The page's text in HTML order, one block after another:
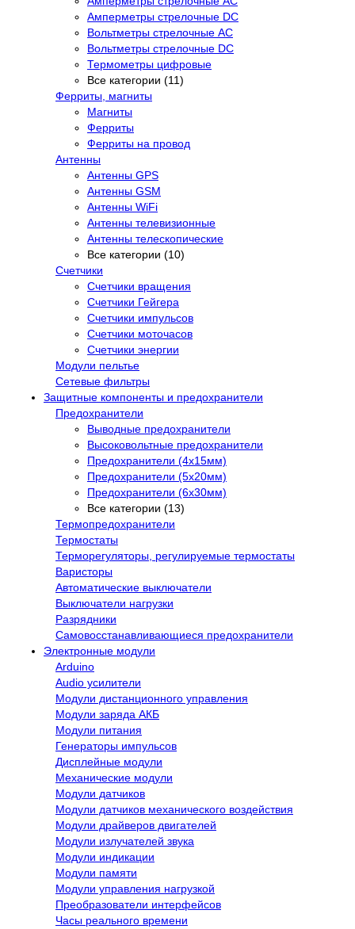
Амперметры стрелочные DC
Вольтметры стрелочные AC
Вольтметры стрелочные DC
Термометры цифровые
Все категории (11)
Ферриты, магниты
Магниты
Ферриты
Ферриты на провод
Антенны
Антенны GPS
Антенны GSM
Антенны WiFi
Антенны телевизионные
Антенны телескопические
Все категории (10)
Счетчики
Счетчики вращения
Счетчики Гейгера
Счетчики импульсов
Счетчики моточасов
Счетчики энергии
Модули пельтье
Сетевые фильтры
Защитные компоненты и предохранители
Предохранители
Выводные предохранители
Высоковольтные предохранители
Предохранители (4х15мм)
Предохранители (5х20мм)
Предохранители (6х30мм)
Все категории (13)
Термопредохранители
Термостаты
Терморегуляторы, регулируемые термостаты
Варисторы
Автоматические выключатели
Выключатели нагрузки
Разрядники
Самовосстанавливающиеся предохранители
Электронные модули
Arduino
Audio усилители
Модули дистанционного управления
Модули заряда АКБ
Модули питания
Генераторы импульсов
Дисплейные модули
Механические модули
Модули датчиков
Модули датчиков механического воздействия
Модули драйверов двигателей
Модули излучателей звука
Модули индикации
Модули памяти
Модули управления нагрузкой
Преобразователи интерфейсов
Часы реального времени